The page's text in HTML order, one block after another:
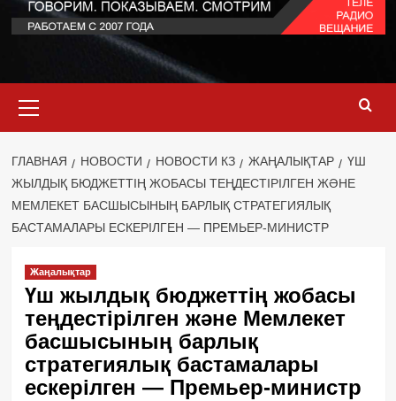
меню
ГЛАВНАЯ НОВОСТИ НОВОСТИ КЗ ЖАҢАЛЫҚТАР
ҮШ
ЖЫЛДЫҚ БЮДЖЕТТІҢ ЖОБАСЫ ТЕҢДЕСТІРІЛГЕН ЖӘНЕ
МЕМЛЕКЕТ БАСШЫСЫНЫҢ БАРЛЫҚ СТРАТЕГИЯЛЫҚ
БАСТАМАЛАРЫ ЕСКЕРІЛГЕН — ПРЕМЬЕР-МИНИСТР
Жаңалықтар
Үш жылдық бюджеттің жобасы
теңдестірілген және Мемлекет
басшысының барлық
стратегиялық бастамалары
ескерілген — Премьер-министр